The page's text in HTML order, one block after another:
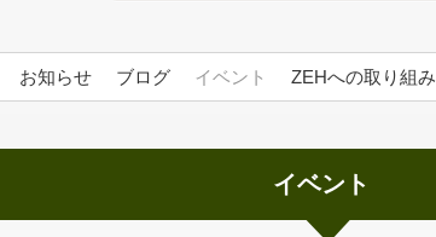
お知らせ ブログ イベント ZEHへの取り組み
イベント